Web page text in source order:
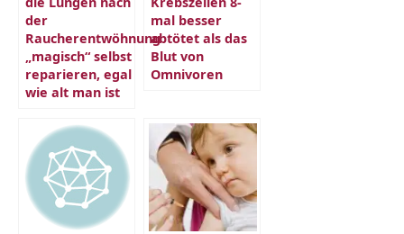
der
Raucherentwöhnung
„magisch“ selbst
reparieren, egal
wie alt man ist
mal besser
abtötet als das
Blut von
Omnivoren